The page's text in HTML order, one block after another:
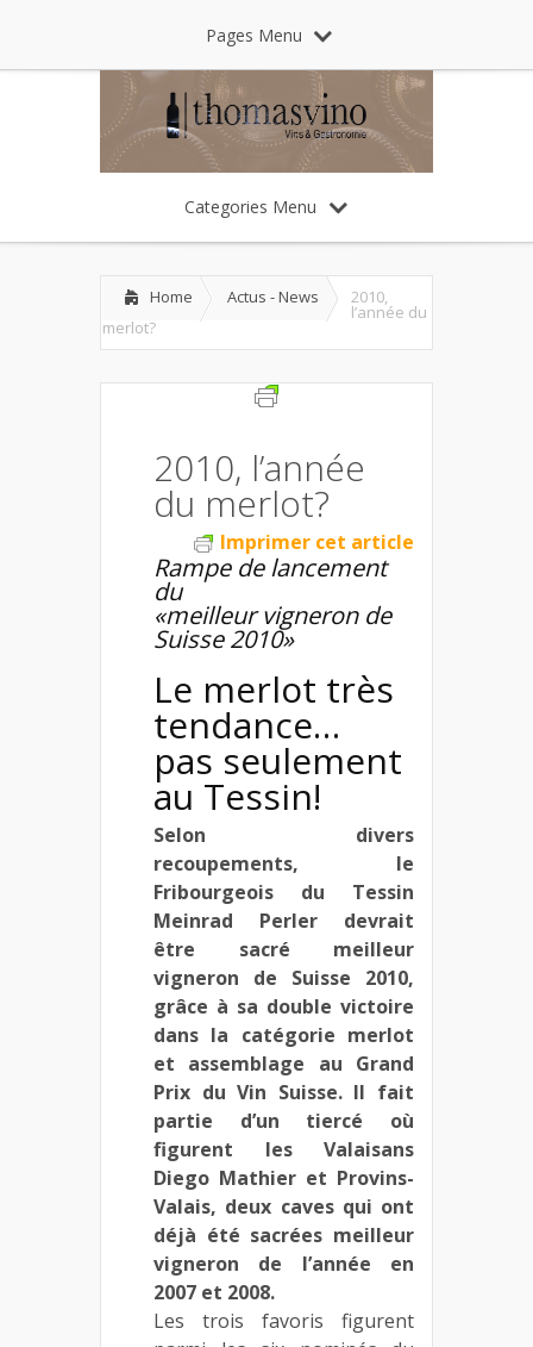
Pages Menu
Categories Menu
Home Actus - News 2010,
l’année du
merlot?
2010, l’année
du merlot?
Imprimer cet article
Rampe de lancement
du
«meilleur vigneron de
Suisse 2010»
Le merlot très
tendance…
pas seulement
au Tessin!
Selon divers
recoupements, le
Fribourgeois du Tessin
Meinrad Perler devrait
être sacré meilleur
vigneron de Suisse 2010,
grâce à sa double victoire
dans la catégorie merlot
et assemblage au Grand
Prix du Vin Suisse. Il fait
partie d’un tiercé où
figurent les Valaisans
Diego Mathier et Provins-
Valais, deux caves qui ont
déjà été sacrées meilleur
vigneron de l’année en
2007 et 2008.
Les trois favoris figurent